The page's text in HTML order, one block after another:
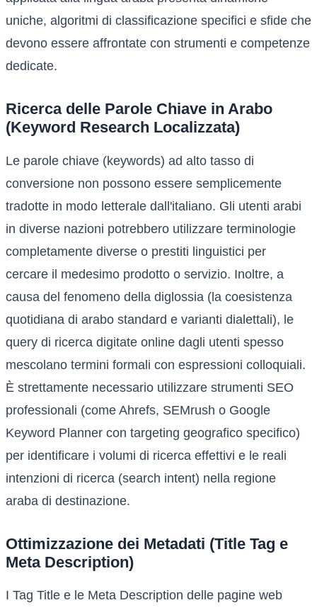
uniche, algoritmi di classificazione specifici e sfide che
devono essere affrontate con strumenti e competenze
dedicate.
Ricerca delle Parole Chiave in Arabo
(Keyword Research Localizzata)
Le parole chiave (keywords) ad alto tasso di
conversione non possono essere semplicemente
tradotte in modo letterale dall'italiano. Gli utenti arabi
in diverse nazioni potrebbero utilizzare terminologie
completamente diverse o prestiti linguistici per
cercare il medesimo prodotto o servizio. Inoltre, a
causa del fenomeno della diglossia (la coesistenza
quotidiana di arabo standard e varianti dialettali), le
query di ricerca digitate online dagli utenti spesso
mescolano termini formali con espressioni colloquiali.
È strettamente necessario utilizzare strumenti SEO
professionali (come Ahrefs, SEMrush o Google
Keyword Planner con targeting geografico specifico)
per identificare i volumi di ricerca effettivi e le reali
intenzioni di ricerca (search intent) nella regione
araba di destinazione.
Ottimizzazione dei Metadati (Title Tag e
Meta Description)
I Tag Title e le Meta Description delle pagine web